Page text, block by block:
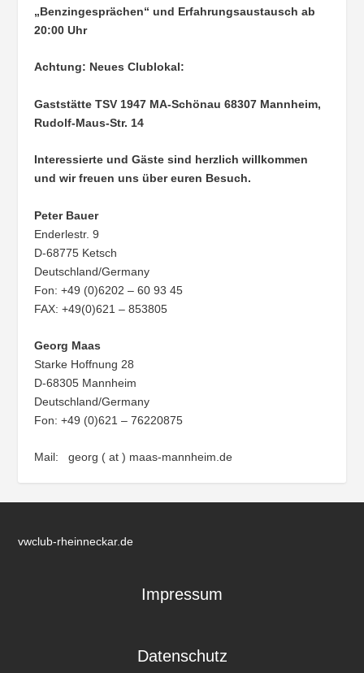
„Benzingesprächen“ und Erfahrungsaustausch ab
20:00 Uhr
Achtung: Neues Clublokal:
Gaststätte TSV 1947 MA-Schönau68307 Mannheim,
Rudolf-Maus-Str. 14
Interessierte und Gäste sind herzlich willkommen
und wir freuen uns über euren Besuch.
Peter Bauer
Enderlestr. 9
D-68775 Ketsch
Deutschland/Germany
Fon: +49 (0)6202 – 60 93 45
FAX: +49(0)621 – 853805
Georg Maas
Starke Hoffnung 28
D-68305 Mannheim
Deutschland/Germany
Fon: +49 (0)621 – 76220875
Mail: georg ( at ) maas-mannheim.de
vwclub-rheinneckar.de
Impressum
Datenschutz